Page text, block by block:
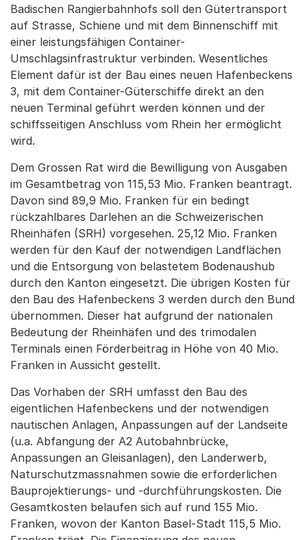
Badischen Rangierbahnhofs soll den Gütertransport
auf Strasse, Schiene und mit dem Binnenschiff mit
einer leistungsfähigen Container-
Umschlagsinfrastruktur verbinden. Wesentliches
Element dafür ist der Bau eines neuen Hafenbeckens
3, mit dem Container-Güterschiffe direkt an den
neuen Terminal geführt werden können und der
schiffsseitigen Anschluss vom Rhein her ermöglicht
wird.
Dem Grossen Rat wird die Bewilligung von Ausgaben
im Gesamtbetrag von 115,53 Mio. Franken beantragt.
Davon sind 89,9 Mio. Franken für ein bedingt
rückzahlbares Darlehen an die Schweizerischen
Rheinhäfen (SRH) vorgesehen. 25,12 Mio. Franken
werden für den Kauf der notwendigen Landflächen
und die Entsorgung von belastetem Bodenaushub
durch den Kanton eingesetzt. Die übrigen Kosten für
den Bau des Hafenbeckens 3 werden durch den Bund
übernommen. Dieser hat aufgrund der nationalen
Bedeutung der Rheinhäfen und des trimodalen
Terminals einen Förderbeitrag in Höhe von 40 Mio.
Franken in Aussicht gestellt.
Das Vorhaben der SRH umfasst den Bau des
eigentlichen Hafenbeckens und der notwendigen
nautischen Anlagen, Anpassungen auf der Landseite
(u.a. Abfangung der A2 Autobahnbrücke,
Anpassungen an Gleisanlagen), den Landerwerb,
Naturschutzmassnahmen sowie die erforderlichen
Bauprojektierungs- und -durchführungskosten. Die
Gesamtkosten belaufen sich auf rund 155 Mio.
Franken, wovon der Kanton Basel-Stadt 115,5 Mio.